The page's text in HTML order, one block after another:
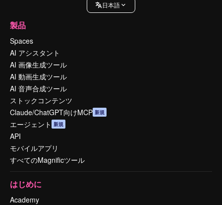
日本語
製品
Spaces
AI アシスタント
AI 画像生成ツール
AI 動画生成ツール
AI 音声合成ツール
ストックコンテンツ
Claude/ChatGPT向けMCP 新規
エージェント 新規
API
モバイルアプリ
すべてのMagnificツール
はじめに
Academy